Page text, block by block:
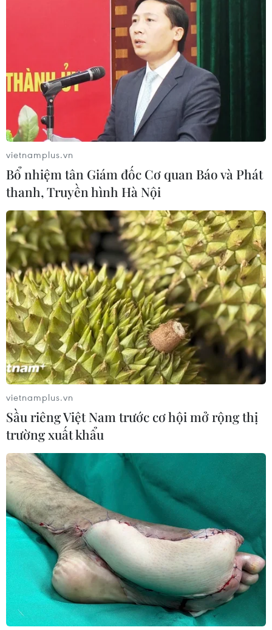
vietnamplus.vn
Bổ nhiệm tân Giám đốc Cơ quan Báo và Phát
thanh, Truyền hình Hà Nội
vietnamplus.vn
Sầu riêng Việt Nam trước cơ hội mở rộng thị
trường xuất khẩu